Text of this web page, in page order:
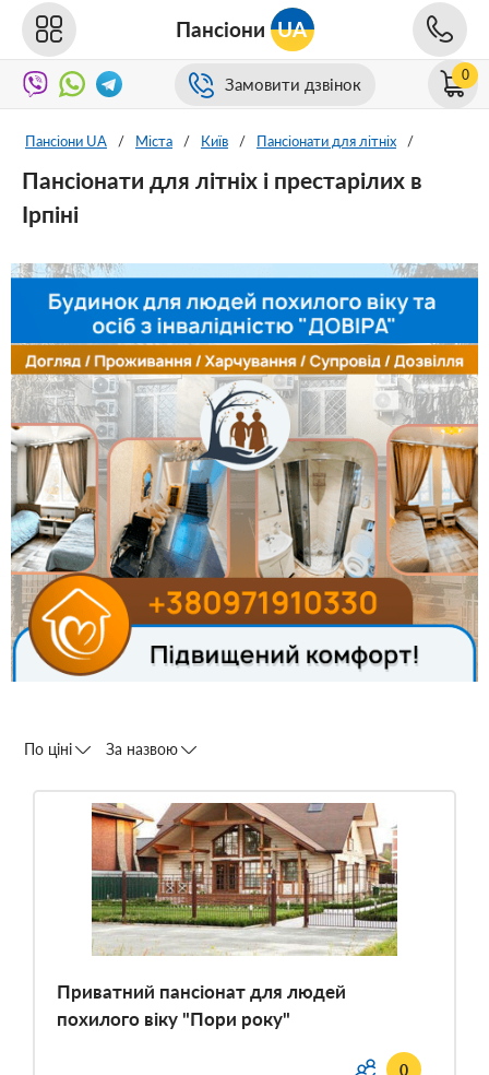
Пансіони UA
Замовити дзвінок 0
Пансіони UA / Міста / Київ / Пансіонати для літніх /
Пансіонати для літніх і престарілих в
Ірпіні
По ціні За назвою
Приватний пансіонат для людей
похилого віку "Пори року"
0